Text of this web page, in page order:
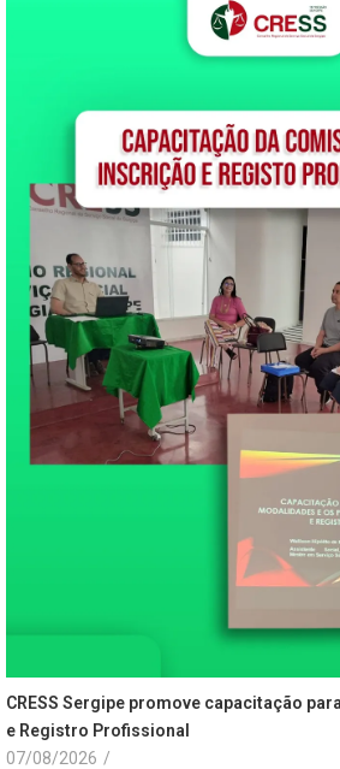
CRESS Sergipe promove capacitação
e Registro Profissional
07/08/2026 /